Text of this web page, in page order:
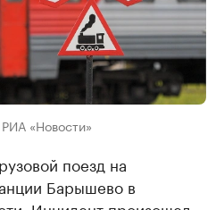
«Новости»
поезд на
Барышево в